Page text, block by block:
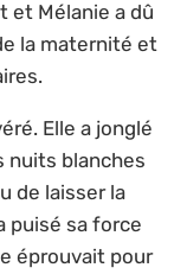
et Mélanie a dû
la maternité et
Elle a jonglé
nuits blanches
de laisser la
puisé sa force
éprouvait pour